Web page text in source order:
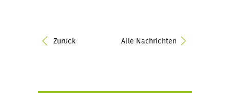
Zurück Alle Nachrichten